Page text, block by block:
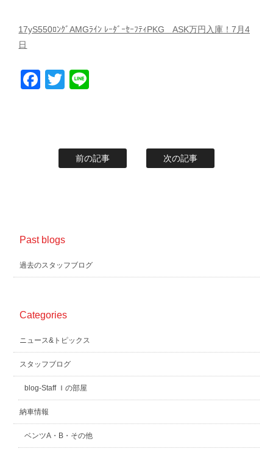
17yS550ﾛﾝｸﾞAMGﾗｲﾝ ﾚｰﾀﾞｰｾｰﾌﾃｨPKG ASK万円入庫！7月4
日
Facebook
Twitter
前の記事 次の記事
Past blogs
過去のスタッフブログ
Categories
ニュース&トピックス
スタッフブログ
blog-Staff Ｉの部屋
納車情報
ベンツA・B・その他